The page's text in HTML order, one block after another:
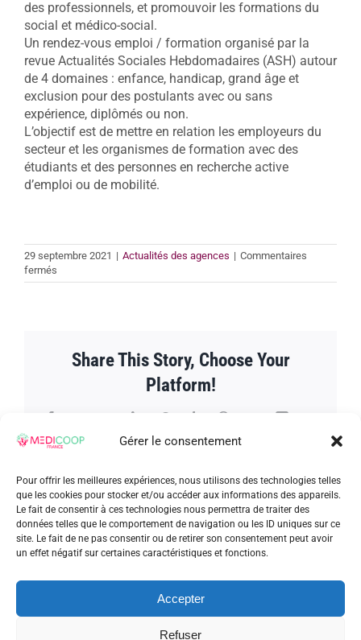
Gérer le consentement
Pour offrir les meilleures expériences, nous utilisons des technologies telles
que les cookies pour stocker et/ou accéder aux informations des appareils.
Le fait de consentir à ces technologies nous permettra de traiter des
données telles que le comportement de navigation ou les ID uniques sur ce
site. Le fait de ne pas consentir ou de retirer son consentement peut avoir
un effet négatif sur certaines caractéristiques et fonctions.
Accepter
Refuser
des professionnels, et promouvoir les formations du
social et médico-social.
Un rendez-vous emploi / formation organisé par la
revue Actualités Sociales Hebdomadaires (ASH) autour
de 4 domaines : enfance, handicap, grand âge et
exclusion pour des postulants avec ou sans
expérience, diplômés ou non.
L’objectif est de mettre en relation les employeurs du
secteur et les organismes de formation avec des
étudiants et des personnes en recherche active
d’emploi ou de mobilité.
29 septembre 2021 | Actualités des agences | Commentaires
fermés
L’agence
ASHShare This Story, Choose Your
Platform!
Reddit LinkedInWhatsApp
Tumblr Xing
À propos de l'auteur :admin_patrick